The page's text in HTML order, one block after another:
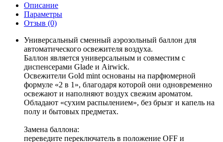
Описание
Параметры
Отзыв (0)
Универсальный сменный аэрозольный баллон для
автоматического освежителя воздуха.
Баллон является универсальным и совместим с
диспенсерами Glade и Airwick.
Освежители Gold mint основаны на парфюмерной
формуле «2 в 1», благодаря которой они одновременно
освежают и наполняют воздух свежим ароматом.
Обладают «сухим распылением», без брызг и капель на
полу и бытовых предметах.
Замена баллона:
переведите переключатель в положение OFF и